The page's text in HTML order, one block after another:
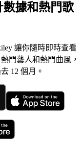
據和熱門歌
讓你隨時即時查看
門藝人和熱門曲風，
12 個月。